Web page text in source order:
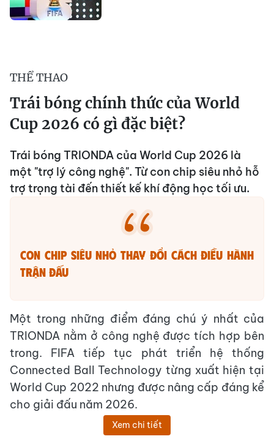
THỂ THAO
Trái bóng chính thức của World
Cup 2026 có gì đặc biệt?
Trái bóng TRIONDA của World Cup 2026 là
một "trợ lý công nghệ". Từ con chip siêu nhỏ hỗ
trợ trọng tài đến thiết kế khí động học tối ưu.
Con chip siêu nhỏ thay đổi cách điều hành
trận đấu
Một trong những điểm đáng chú ý nhất của
TRIONDA nằm ở công nghệ được tích hợp bên
trong. FIFA tiếp tục phát triển hệ thống
Connected Ball Technology từng xuất hiện tại
World Cup 2022 nhưng được nâng cấp đáng kể
cho giải đấu năm 2026.
Xem chi tiết